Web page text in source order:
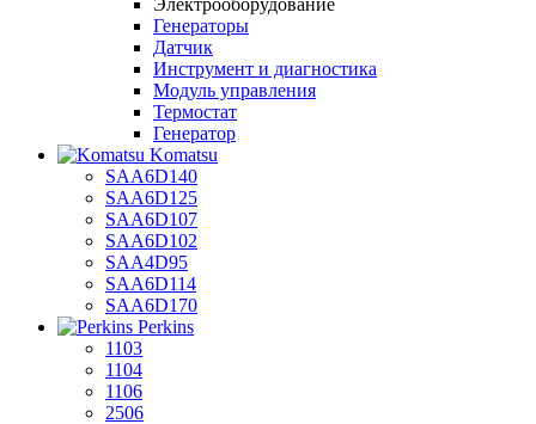
Электрооборудование
Генераторы
Датчик
Инструмент и диагностика
Модуль управления
Термостат
Генератор
Komatsu
SAA6D140
SAA6D125
SAA6D107
SAA6D102
SAA4D95
SAA6D114
SAA6D170
Perkins
1103
1104
1106
2506